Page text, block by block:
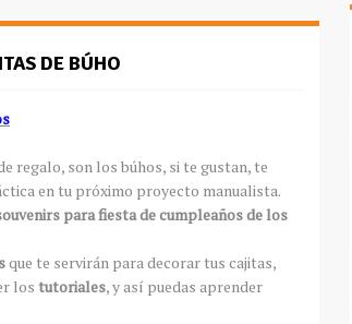
DE BÚHO
regalo, son los búhos, si te gustan, te
en tu próximo proyecto manualista.
para fiesta de cumpleaños de los
que te servirán para decorar tus cajitas,
los tutoriales, y así puedas aprender